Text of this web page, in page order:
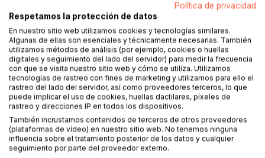
Añadir a lista de deseo
Haz una reseña
DESCRIPCIÓN
Política de privacidad
Respetamos la protección de datos
En nuestro sitio web utilizamos cookies y tecnologías similares.
Algunas de ellas son esenciales y técnicamente necesarias. También
utilizamos métodos de análisis (por ejemplo, cookies o huellas
digitales y seguimiento del lado del servidor) para medir la frecuencia
con que se visita nuestro sitio web y cómo se utiliza. Utilizamos
tecnologías de rastreo con fines de marketing y utilizamos para ello el
rastreo del lado del servidor, así como proveedores terceros, lo que
puede implicar el uso de cookies, huellas dactilares, píxeles de
rastreo y direcciones IP en todos los dispositivos.
También incrustamos contenidos de terceros de otros proveedores
(plataformas de vídeo) en nuestro sitio web. No tenemos ninguna
influencia sobre el tratamiento posterior de los datos y cualquier
seguimiento por parte del proveedor externo.